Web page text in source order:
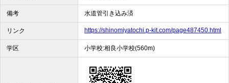
備考 水道管引き込み済
リンク https://shinomiyatochi.p-kit.com/page487450.html
学区 小学校:相良小学校(560m)